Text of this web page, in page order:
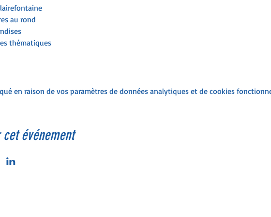
au rond
thématiques
en raison de vos paramètres de données analytiques et de cookies
événement